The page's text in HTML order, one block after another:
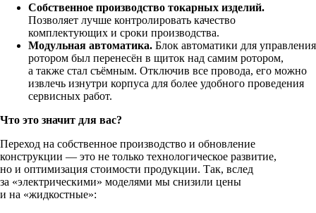
Собственное производство токарных изделий.
Позволяет лучше контролировать качество
комплектующих и сроки производства.
Модульная автоматика. Блок автоматики для управления
ротором был перенесён в щиток над самим ротором,
а также стал съёмным. Отключив все провода, его можно
извлечь изнутри корпуса для более удобного проведения
сервисных работ.
Что это значит для вас?
Переход на собственное производство и обновление
конструкции — это не только технологическое развитие,
но и оптимизация стоимости продукции. Так, вслед
за «электрическими» моделями мы снизили цены
и на «жидкостные»: